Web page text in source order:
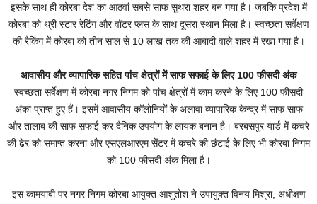
इसके साथ ही कोरबा देश का आठवां सबसे साफ सुथरा शहर बन गया है। जबकि प्रदेश में
कोरबा को थ्री स्टार रेटिंग और वॉटर प्लस के साथ दूसरा स्थान मिला है। स्वच्छता सर्वेक्षण
की रैकिंग में कोरबा को तीन साल से 10 लाख तक की आबादी वाले शहर में रखा गया है।
आवासीय और व्यापारिक सहित पांच क्षेत्रों में साफ सफाई के लिए 100 फीसदी अंक
स्वच्छता सर्वेक्षण में कोरबा नगर निगम को पांच क्षेत्रों में काम करने के लिए 100 फीसदी
अंका प्राप्त हुए हैं। इसमें आवासीय कॉलोनियों के अलावा व्यापारिक केन्द्र में साफ साफ
और तालाब की साफ सफाई कर दैनिक उपयोग के लायक बनान है। बरबसपुर यार्ड में कचरे
की ढेर को समाप्त करना और एसएलआरएम सेंटर में कचरे की छंटाई के लिए भी कोरबा निगम
को 100 फीसदी अंक मिला है।
इस कामयाबी पर नगर निगम कोरबा आयुक्त आशुतोश ने उपायुक्त विनय मिश्रा, अधीक्षण